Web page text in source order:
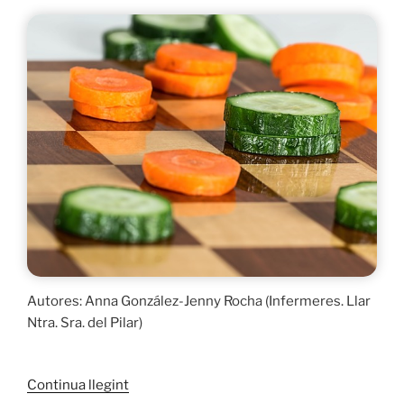
Autores: Anna González-Jenny Rocha (Infermeres. Llar
Ntra. Sra. del Pilar)
Continua llegint«Alimentació